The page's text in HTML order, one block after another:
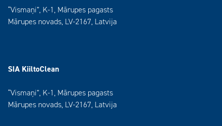
“Vismaņi”, K-1, Mārupes pagasts
Mārupes novads, LV-2167, Latvija
SIA KiiltoClean
“Vismaņi”, K-1, Mārupes pagasts
Mārupes novads, LV-2167, Latvija